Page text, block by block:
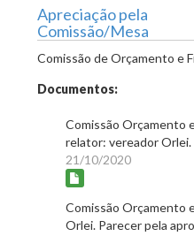
Apreciação pela
Comissão/Mesa
Comissão de Orçamento e
Documentos:
Comissão Orçamento
relator: vereador
21/10/2020
Comissão Orçamento
Orlei. Parecer pela